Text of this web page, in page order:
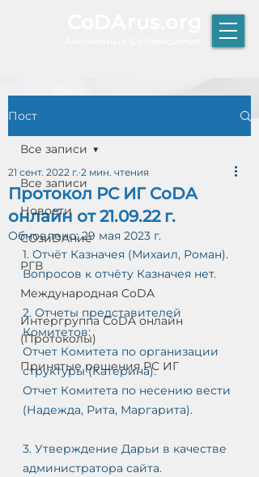
О
Т
ЫТИЕ
Пост
Все записи
Новости
COзиDAние
РГВ
Международная CoDA
Интергруппа CoDA онлайн
(Протоколы)
Принятые решения РС ИГ
Все записи
Протокол РС ИГ CoDA
онлайн от 21.09.22 г.
21 сент. 2022 г. 2 мин. чтения
Обновлено:29 мая 2023 г.
1. Отчёт Казначея (Михаил, Роман).
Вопросов к отчёту Казначея нет.
2. Отчеты представителей
Комитетов:
Отчет Комитета по организации
структуры (Катерина).
Отчет Комитета по несению вести
(Надежда, Рита, Маргарита).
3. Утверждение Дарьи в качестве
администратора сайта.